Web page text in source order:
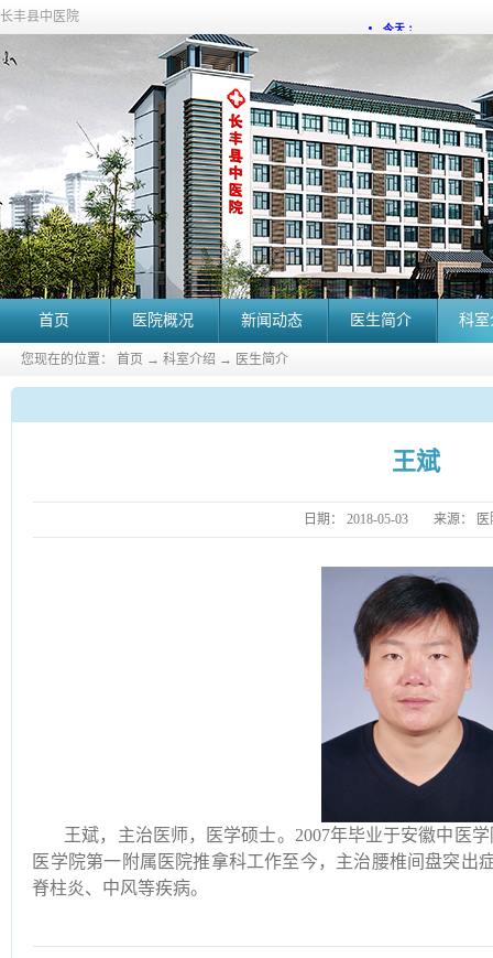
长丰县中医院
首页 医院概况 新闻动态 医生简介 科
您现在的位置： 首页 → 科室介绍 → 医生简介
王斌
日期： 2018-05-03 来源：
王斌，主治医师，医学硕士。2007年毕业于安徽中医学
医学院第一附属医院推拿科工作至今，主治腰椎间盘突出
脊柱炎、中风等疾病。